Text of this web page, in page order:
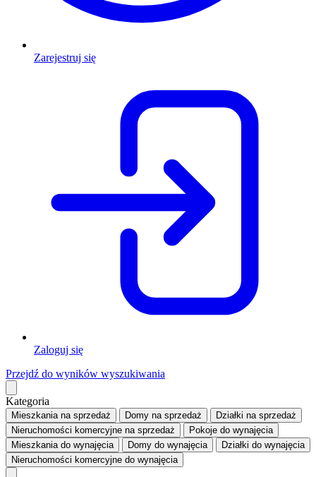
Zarejestruj się
Zaloguj się
Przejdź do wyników wyszukiwania
Kategoria
Mieszkaniana sprzedaż Domy na sprzedaż Działki na sprzedaż
Nieruchomości komercyjne na sprzedaż Pokoje do wynajęcia
Mieszkaniado wynajęcia Domy do wynajęcia Działki do wynajęcia
Nieruchomości komercyjne do wynajęcia